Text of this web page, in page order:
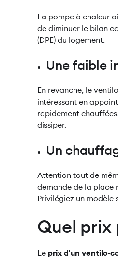
La pompe à chaleur
de diminuer le bilan
(DPE) du logement.
Une faible
En revanche, le
intéressant en
rapidement
dissiper.
Un
Attention tout de
demande de la place
Privilégiez un modèle
Quel prix
Le prix d'un ventilo-